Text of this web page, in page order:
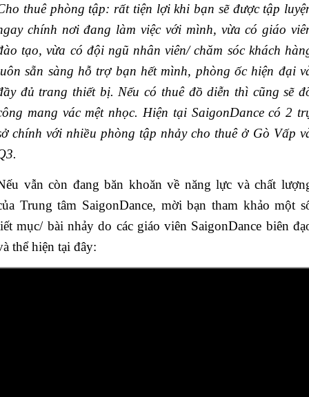
thuê phòng tập: rất tiện lợi khi bạn sẽ được tập
chính nơi đang làm việc với mình, vừa có giáo
tạo, vừa có đội ngũ nhân viên/ chăm sóc khách
sẵn sàng hỗ trợ bạn hết mình, phòng ốc hiện đại
đủ trang thiết bị. Nếu có thuê đồ diễn thì cũng sẽ
mang vác mệt nhọc. Hiện tại SaigonDance có 2
chính với nhiều phòng tập nhảy cho thuê ở Gò Vấp
vẫn còn đang băn khoăn về năng lực và chất
Trung tâm SaigonDance, mời bạn tham khảo một
mục/ bài nhảy do các giáo viên SaigonDance biên
thể hiện tại đây: